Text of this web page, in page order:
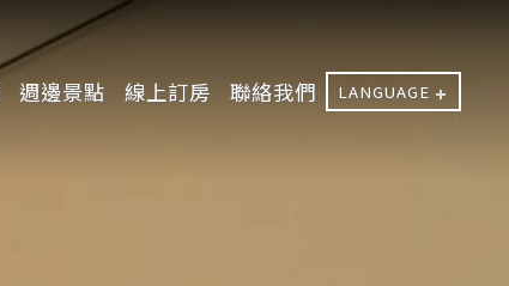
週邊景點 線上訂房 聯絡我們 LANGUAGE